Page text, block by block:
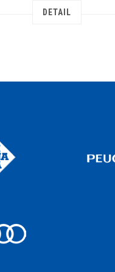
DETAIL